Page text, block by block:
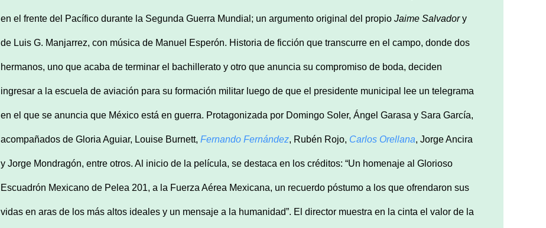
en el frente del Pacífico durante la Segunda Guerra Mundial; un argumento original del propio Jaime Salvadory
de Luis G. Manjarrez, con música de Manuel Esperón. Historia de ficción que transcurre en el campo, donde dos
hermanos, uno que acaba de terminar el bachillerato y otro que anuncia su compromiso de boda, deciden
ingresar a la escuela de aviación para su formación militar luego de que el presidente municipal lee un telegrama
en el que se anuncia que México está en guerra. Protagonizada por Domingo Soler, Ángel Garasa y Sara García,
acompañados de Gloria Aguiar, Louise Burnett, Fernando Fernández, Rubén Rojo, Carlos Orellana, Jorge Ancira
y Jorge Mondragón, entre otros. Al inicio de la película, se destaca en los créditos: “Un homenaje al Glorioso
Escuadrón Mexicano de Pelea 201, a la Fuerza Aérea Mexicana, un recuerdo póstumo a los que ofrendaron sus
vidas en aras de los más altos ideales y un mensaje a la humanidad”. El director muestra en la cinta el valor de la